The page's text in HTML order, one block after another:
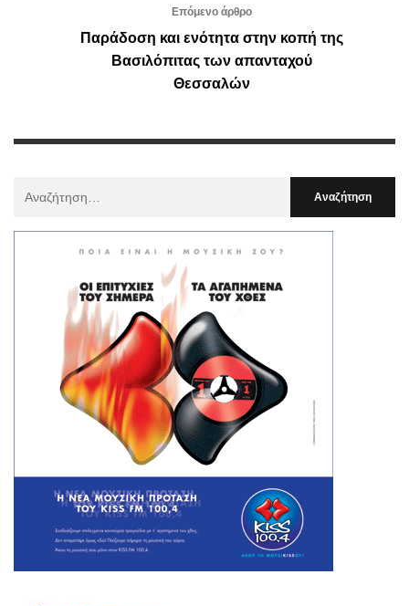
Επόμενο άρθρο
Παράδοση και ενότητα στην κοπή της
Βασιλόπιτας των απανταχού
Θεσσαλών
: